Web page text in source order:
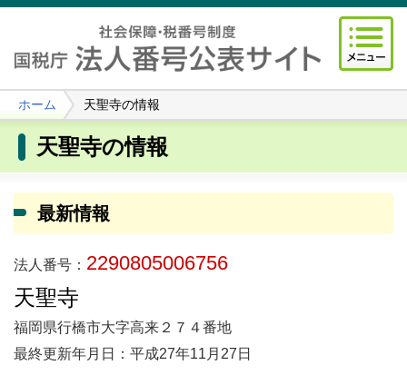
ホーム 天聖寺の情報
天聖寺の情報
最新情報
法人番号： 2290805006756
天聖寺
福岡県行橋市大字高来２７４番地
最終更新年月日：平成27年11月27日